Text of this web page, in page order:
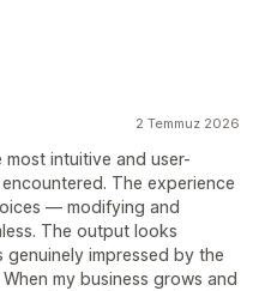
2 Temmuz 2026
intuitive and user-
The experience
— modifying and
The output looks
impressed by the
my business grows and